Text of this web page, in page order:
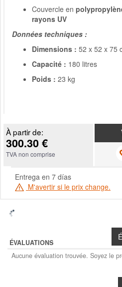
Couvercle en
rayons UV
Données techniques :
Dimensions : 52 x 52 x 75
Capacité : 180 litres
Poids : 23 kg
À partir de:
300.30 €
TVA non comprise
Entrega en 7 días
M'avertir si le prix change.
ÉVALUATIONS
Aucune évaluation trouvée. Soyez le